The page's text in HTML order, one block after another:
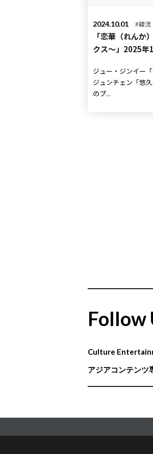
2024.10.01 #韓流
「恋華（れんか
クス～」2025年
ジュー・ジンイー「宮
ジュンチェン「悠久
のプ...
Follow
Culture
アジアコンテンツ